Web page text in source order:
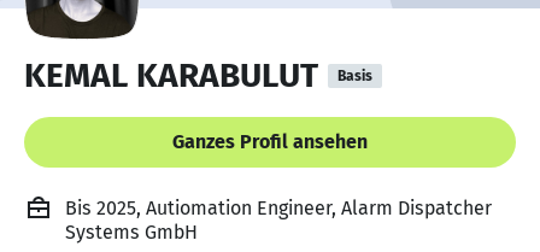
KEMAL KARABULUT Basis
Ganzes Profil ansehen
Bis 2025, Autiomation Engineer, Alarm Dispatcher
Systems GmbH